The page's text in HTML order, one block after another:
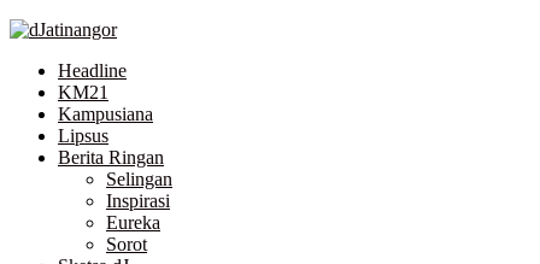
Skip
content
Headline
KM21
Kampusiana
Lipsus
Berita Ringan
Selingan
Inspirasi
Eureka
Sorot